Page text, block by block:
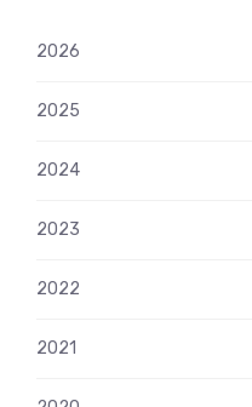
2026
2025
2024
2023
2022
2021